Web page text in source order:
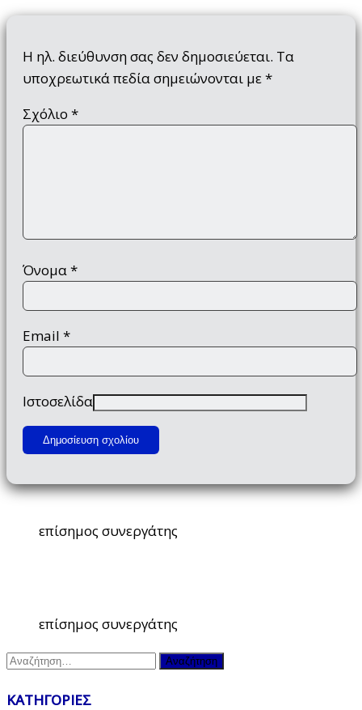
Η ηλ. διεύθυνση σας δεν δημοσιεύεται. Τα
υποχρεωτικά πεδία σημειώνονται με*
Σχόλιο *
Όνομα*
Email *
Ιστοσελίδα
επίσημος συνεργάτης
επίσημος συνεργάτης
Αναζήτηση
ΚΑΤΗΓΟΡΙΕΣ